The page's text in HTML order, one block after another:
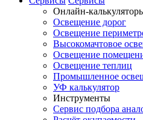
Онлайн-
Освещение дорог
Освещение
Высокомачтовое
Освещение
Освещение теплиц
Промышленное
УФ калькулятор
Инструменты
Сервис подбора